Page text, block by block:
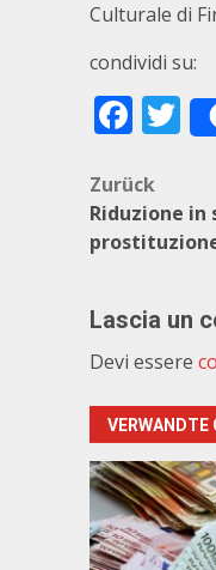
Culturale di
condividi su:
Zurück
Riduzione
Lascia un
Devi essere
VERWANDTE